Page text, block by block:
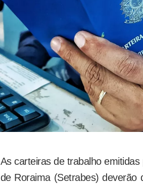
As carteiras de trabalho
de Roraima (Setrabes) deverão